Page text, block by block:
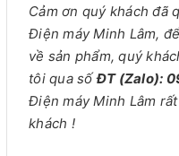
Cảm ơn quý khách đã
Điện máy Minh Lâm,
về sản phẩm, quý
tôi qua sốĐT (Zalo):
Điện máy Minh Lâm
khách !